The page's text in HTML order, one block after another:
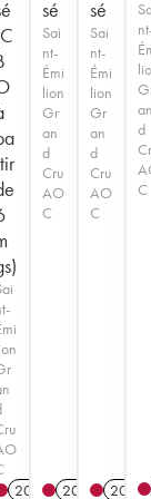
T
2020 T
sé
Sai
nt-
Émi
lion
Gr
an
d
Cru
AO
C
2023
sé
Sai
nt-
Émi
lion
Gr
an
d
Cru
AO
C
2015
an
d
C